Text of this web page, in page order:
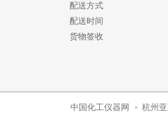
配送方式
配送时间
货物签收
中国化工仪器网 杭州